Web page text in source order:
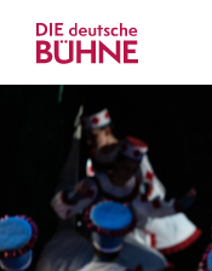
Kritiken
Schauspiel
Musiktheater
Tanz
Crossover